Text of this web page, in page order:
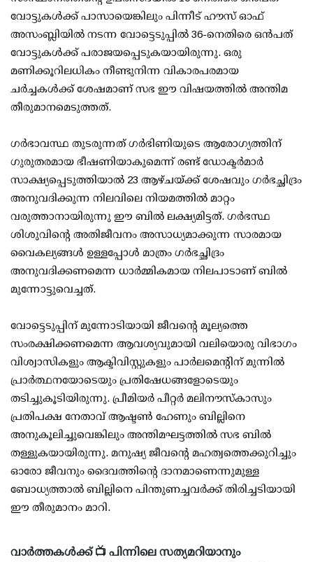
വോട്ടുകൾക്ക് പാസായെങ്കിലും പിന്നീട് ഹൗസ് ഓഫ്
അസംബ്ലിയിൽ നടന്ന വോട്ടെടുപ്പിൽ 36-നെതിരെ ഒൻപത്
വോട്ടുകൾക്ക് പരാജയപ്പെടുകയായിരുന്നു. ഒരു
മണിക്കൂറിലധികം നീണ്ടുനിന്ന വികാരപരമായ
ചർച്ചകൾക്ക് ശേഷമാണ് സഭ ഈ വിഷയത്തിൽ അന്തിമ
തീരുമാനമെടുത്തത്.
ഗർഭാവസ്ഥ തുടരുന്നത് ഗർഭിണിയുടെ ആരോഗ്യത്തിന്
ഗുരുതരമായ ഭീഷണിയാകുമെന്ന് രണ്ട് ഡോക്ടർമാർ
സാക്ഷ്യപ്പെടുത്തിയാൽ 23 ആഴ്ചയ്‌ക്ക് ശേഷവും ഗർഭച്ഛിദ്രം
അനുവദിക്കുന്ന നിലവിലെ നിയമത്തിൽ മാറ്റം
വരുത്താനായിരുന്നു ഈ ബിൽ ലക്ഷ്യമിട്ടത്. ഗർഭസ്ഥ
ശിശുവിന്റെ അതിജീവനം അസാധ്യമാക്കുന്ന സാരമായ
വൈകല്യങ്ങൾ ഉള്ളപ്പോൾ മാത്രം ഗർഭച്ഛിദ്രം
അനുവദിക്കണമെന്ന ധാർമ്മികമായ നിലപാടാണ് ബിൽ
മുന്നോട്ടുവെച്ചത്.
വോട്ടെടുപ്പിന് മുന്നോടിയായി ജീവന്റെ മൂല്യത്തെ
സംരക്ഷിക്കണമെന്ന ആവശ്യവുമായി വലിയൊരു വിഭാഗം
വിശ്വാസികളും ആക്ടിവിസ്റ്റുകളും പാർലമെന്റിന് മുന്നിൽ
പ്രാർത്ഥനയോടെയും പ്രതിഷേധങ്ങളോടെയും
തടിച്ചുകൂടിയിരുന്നു. പ്രീമിയർ പീറ്റർ മലിനൗസ്‌കാസും
പ്രതിപക്ഷ നേതാവ് ആഷ്ടൺ ഹേണും ബില്ലിനെ
അനുകൂലിച്ചുവെങ്കിലും അന്തിമഘട്ടത്തിൽ സഭ ബിൽ
തള്ളുകയായിരുന്നു. മനുഷ്യ ജീവന്റെ മഹത്വത്തെക്കുറിച്ചും
ഓരോ ജീവനും ദൈവത്തിന്റെ ദാനമാണെന്നുമുള്ള
ബോധ്യത്താൽ ബില്ലിനെ പിന്തുണച്ചവർക്ക് തിരിച്ചടിയായി
ഈ തീരുമാനം മാറി.
വാർത്തകൾക്ക് 📺 പിന്നിലെ സത്യമറിയാനും